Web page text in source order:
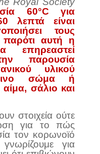
60°C για
λεπτά είναι
τους
παρότι αυτή η
παρουσία
υλικού
σώμα ή
σάλιο και
στοιχεία ούτε
για το πώς
τον κορωνοϊό
για